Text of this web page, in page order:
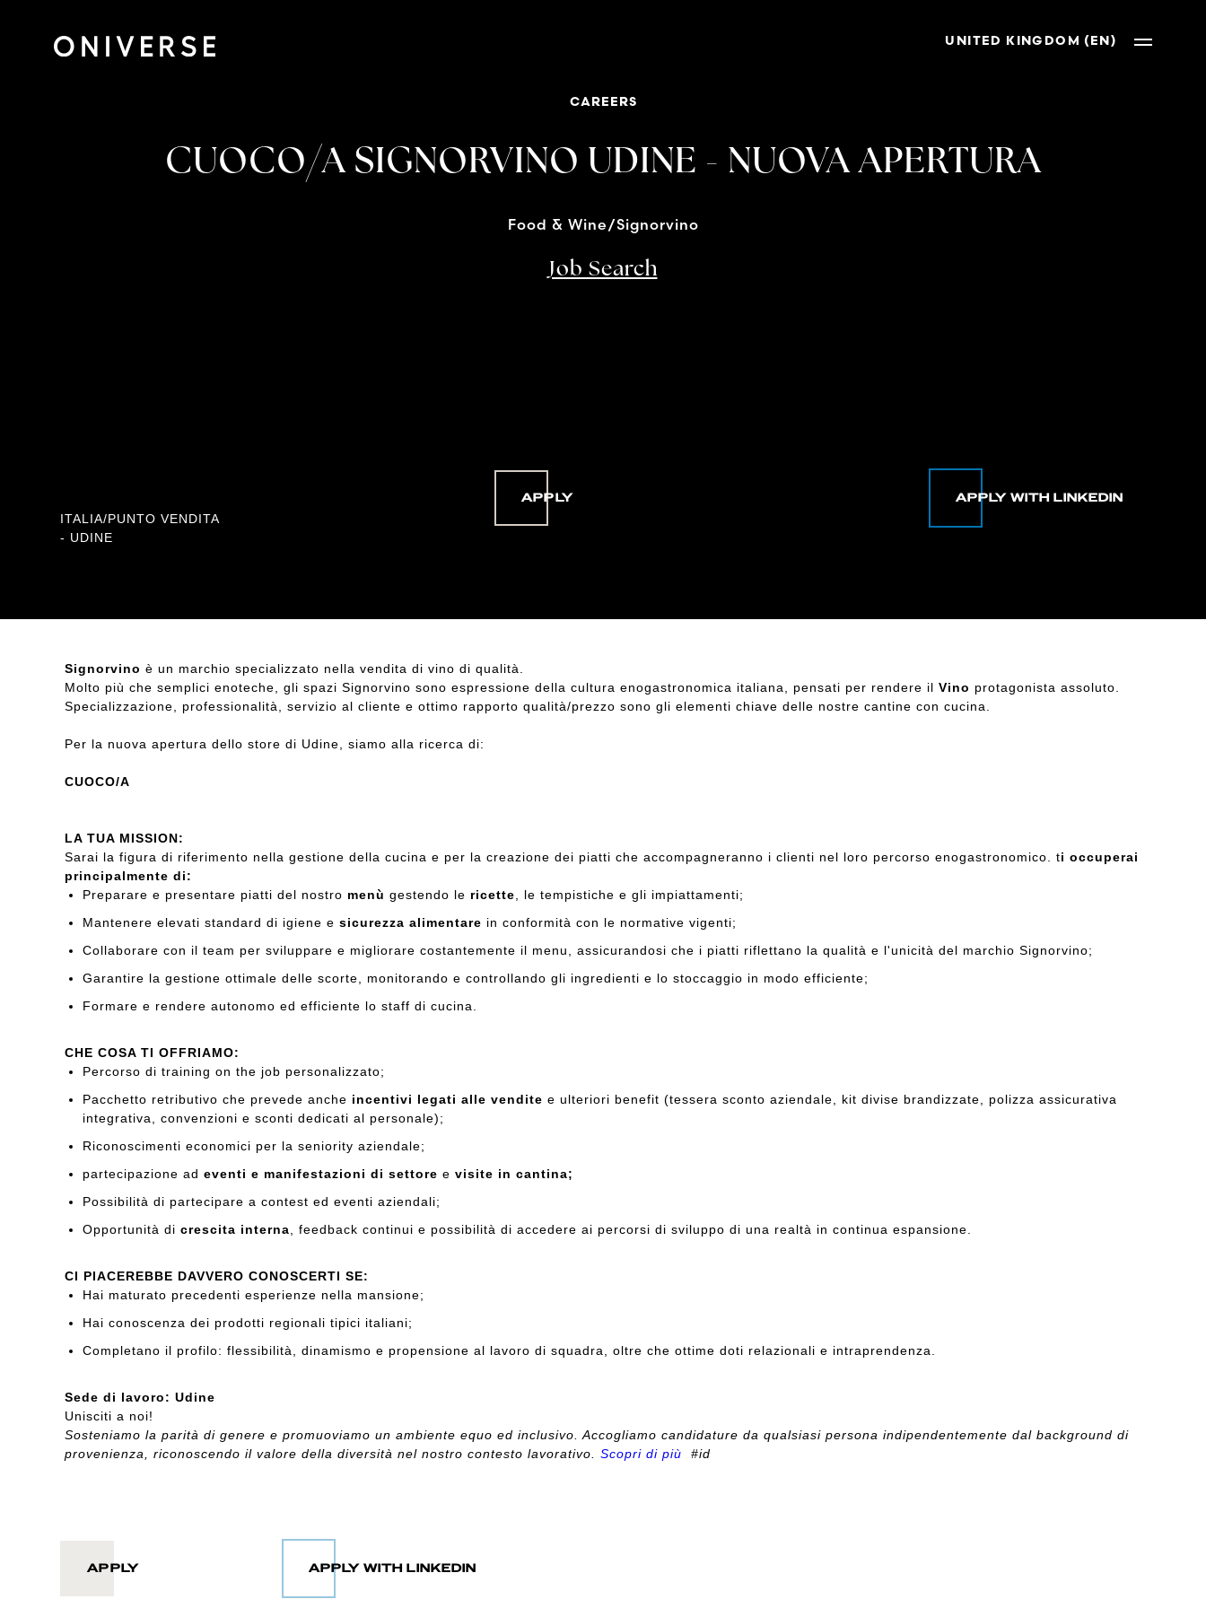
UNITED KINGDOM (EN)
CAREERS
CUOCO/A SIGNORVINO UDINE - NUOVA APERTURA
Food & Wine/Signorvino
Job Search
ITALIA/PUNTO VENDITA
- UDINE
APPLY
Signorvino è un marchio specializzato nella vendita di vino di qualità.
Molto più che semplici enoteche, gli spazi Signorvino sono espressione della cultura enogastronomica italiana, pensati per rendere il Vino protagonista assoluto.
Specializzazione, professionalità, servizio al cliente e ottimo rapporto qualità/prezzo sono gli elementi chiave delle nostre cantine con cucina.
Per la nuova apertura dello store di Udine, siamo alla ricerca di:
CUOCO/A
LA TUA MISSION:
Sarai la figura di riferimento nella gestione della cucina e per la creazione dei piatti che accompagneranno i clienti nel loro percorso enogastronomico. ti occuperai
principalmente di:
Preparare e presentare piatti del nostro menù gestendo le ricette , le tempistiche e gli impiattamenti;
Mantenere elevati standard di igiene e sicurezza alimentare in conformità con le normative vigenti;
Collaborare con il team per sviluppare e migliorare costantemente il menu, assicurandosi che i piatti riflettano la qualità e l'unicità del marchio Signorvino;
Garantire la gestione ottimale delle scorte, monitorando e controllando gli ingredienti e lo stoccaggio in modo efficiente;
Formare e rendere autonomo ed efficiente lo staff di cucina.
CHE COSA TI OFFRIAMO:
Percorso di training on the job personalizzato;
Pacchetto retributivo che prevede anche incentivi legati alle vendite e ulteriori benefit (tessera sconto aziendale, kit divise brandizzate, polizza assicurativa
integrativa, convenzioni e sconti dedicati al personale);
Riconoscimenti economici per la seniority aziendale;
partecipazione ad eventi e manifestazioni di settore e visite in cantina;
Possibilità di partecipare a contest ed eventi aziendali;
Opportunità di crescita interna , feedback continui e possibilità di accedere ai percorsi di sviluppo di una realtà in continua espansione.
CI PIACEREBBE DAVVERO CONOSCERTI SE:
Hai maturato precedenti esperienze nella mansione;
Hai conoscenza dei prodotti regionali tipici italiani;
Completano il profilo: flessibilità, dinamismo e propensione al lavoro di squadra, oltre che ottime doti relazionali e intraprendenza.
Sede di lavoro: Udine
Unisciti a noi!
Sosteniamo la parità di genere e promuoviamo un ambiente equo ed inclusivo. Accogliamo candidature da qualsiasi persona indipendentemente dal background di
provenienza, riconoscendo il valore della diversità nel nostro contesto lavorativo. Scopri di più #id
APPLY